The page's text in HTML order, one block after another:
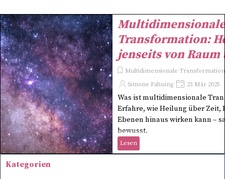
Multidimensionale
Transformation:
jenseits von Raum
Multidimensionale Transformation
Simone Fahning
23 Mär 2025
Was ist multidimensionale
Erfahre, wie Heilung über Zeit,
Ebenen hinaus wirken kann –
bewusst.
Lesen
Block überspringen Kategorien
Kategorien